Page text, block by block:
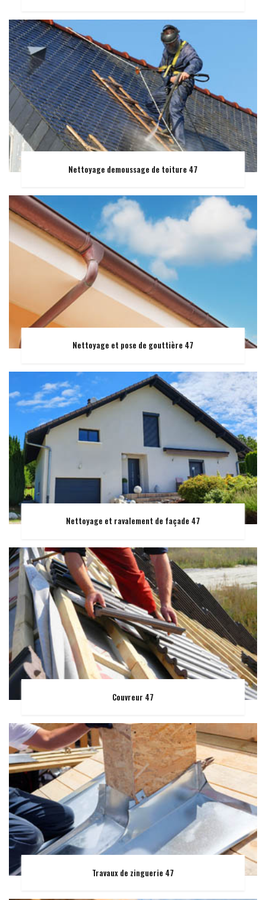
Nettoyage demoussage de toiture 47
Nettoyage et pose de gouttière 47
Nettoyage et ravalement de façade 47
Couvreur 47
Travaux de zinguerie 47